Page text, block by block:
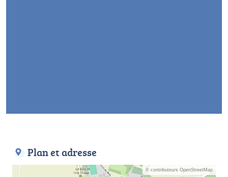
Plan et adresse
© contributeurs OpenStreetMap